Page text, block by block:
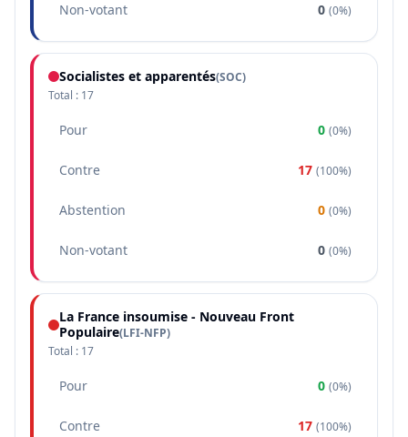
Non-votant 0 (0%)
Socialistes et apparentés(SOC)
Total : 17
Pour 0 (0%)
Contre 17 (100%)
Abstention 0 (0%)
Non-votant 0 (0%)
La France insoumise - Nouveau Front
Populaire(LFI-NFP)
Total : 17
Pour 0 (0%)
Contre 17 (100%)